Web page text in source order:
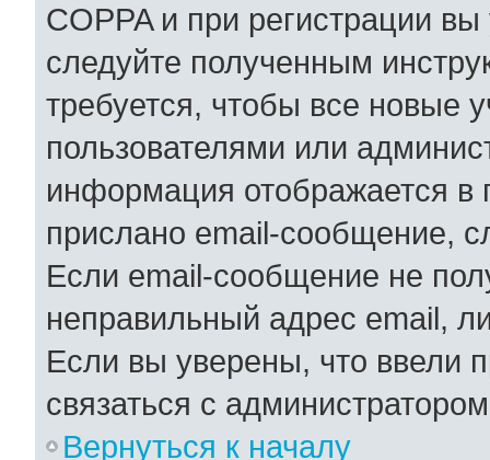
COPPA и при регистрации
следуйте полученным
требуется, чтобы все новые
пользователями или
информация отображается в
прислано email-сообщение,
Если email-сообщение не
неправильный адрес email,
Если вы уверены, что ввели
связаться с
Вернуться к началу